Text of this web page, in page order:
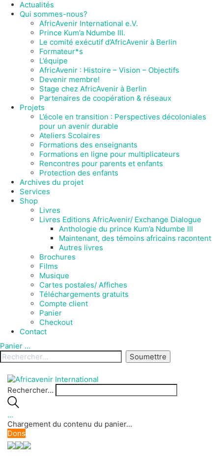
Actualités
Qui sommes-nous?
AfricAvenir International e.V.
Prince Kum’a Ndumbe III.
Le comité exécutif d’AfricAvenir à Berlin
Formateur*s
L’équipe
AfricAvenir : Histoire – Vision – Objectifs
Devenir membre!
Stage chez AfricAvenir à Berlin
Partenaires de coopération & réseaux
Projets
L’école en transition : Perspectives décoloniales
pour un avenir durable
Ateliers Scolaires
Formations des enseignants
Formations en ligne pour multiplicateurs
Rencontres pour parents et enfants
Protection des enfants
Archives du projet
Services
Shop
Livres
Livres Editions AfricAvenir/ Exchange Dialogue
Anthologie du prince Kum’a Ndumbe III
Maintenant, des témoins africains racontent
Autres livres
Brochures
Films
Musique
Cartes postales/ Affiches
Téléchargements gratuits
Compte client
Panier
Checkout
Contact
Panier …
Rechercher…
…
Chargement du contenu du panier…
Dons